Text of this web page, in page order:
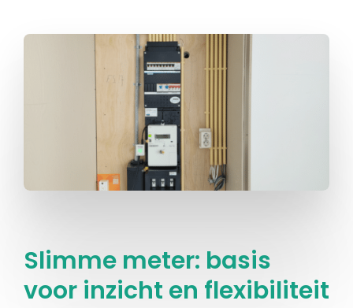
Slimme meter: basis
voor inzicht en flexibiliteit